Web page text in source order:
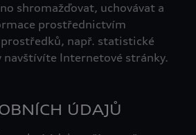
shromažďovat, uchovávat a
prostřednictvím
např. statistické
Internetové stránky.
ÚDAJŮ